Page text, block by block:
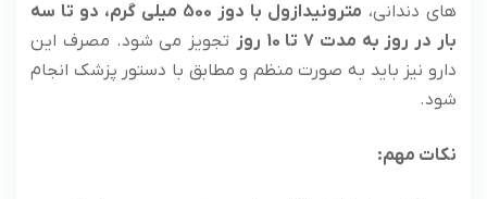
های دندانی،
مترونیدازول با دوز 500 میلی گرم، دو تا سه
بار در روز به مدت 7 تا 10 روز
تجویز می شود. مصرف این
دارو نیز باید به صورت منظم و مطابق با دستور پزشک انجام
شود.
نکات مهم: